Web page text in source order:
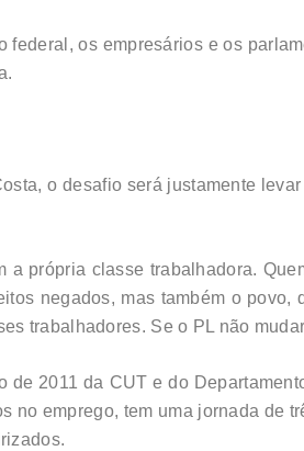
os empresários e os
o desafio será justamente
própria classe trabalhadora.
negados, mas também o povo,
trabalhadores. Se o PL não
2011 da CUT e do
emprego, tem uma jornada de